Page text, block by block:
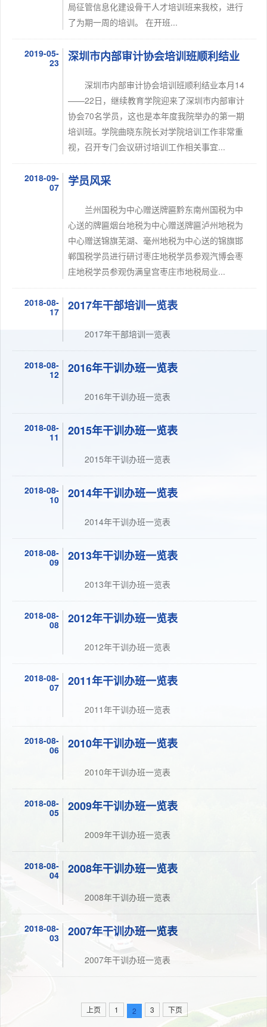
局征管信息化建设骨干人才培训班来我校，进行
了为期一周的培训。 在开班...
2019-05-
23
深圳市内部审计协会培训班顺利结业
深圳市内部审计协会培训班顺利结业本月14
——22日，继续教育学院迎来了深圳市内部审计
协会70名学员，这也是本年度我院举办的第一期
培训班。学院曲晓东院长对学院培训工作非常重
视，召开专门会议研讨培训工作相关事宜...
2018-09-
07
学员风采
兰州国税为中心赠送牌匾黔东南州国税为中
心送的牌匾烟台地税为中心赠送牌匾泸州地税为
中心赠送锦旗芜湖、毫州地税为中心送的锦旗邯
郸国税学员进行研讨枣庄地税学员参观汽博会枣
庄地税学员参观伪满皇宫枣庄市地税局业...
2018-08-
17
2017年干部培训一览表
2017年干部培训一览表
2018-08-
12
2016年干训办班一览表
2016年干训办班一览表
2018-08-
11
2015年干训办班一览表
2015年干训办班一览表
2018-08-
10
2014年干训办班一览表
2014年干训办班一览表
2018-08-
09
2013年干训办班一览表
2013年干训办班一览表
2018-08-
08
2012年干训办班一览表
2012年干训办班一览表
2018-08-
07
2011年干训办班一览表
2011年干训办班一览表
2018-08-
06
2010年干训办班一览表
2010年干训办班一览表
2018-08-
05
2009年干训办班一览表
2009年干训办班一览表
2018-08-
04
2008年干训办班一览表
2008年干训办班一览表
2018-08-
03
2007年干训办班一览表
2007年干训办班一览表
上页 1 2 3 下页